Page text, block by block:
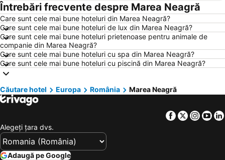
Hoteluri Bari
Hoteluri Eforie Sud
Hoteluri Berlin
Hoteluri Benidorm
Hoteluri Milano
Hoteluri Durrës
Hoteluri Genova
Hoteluri Neptun
Hoteluri București
Hoteluri Litoral Bulgaria
Hoteluri Sithonia
Hoteluri Italia
Hoteluri Croaţia
Hoteluri Coasta croată
Hoteluri Austria
Hoteluri Maldive
Hoteluri Bulgaria
Întrebări frecvente despre Marea Neagră
Care sunt cele mai bune hoteluri din Marea Neagră?
Care sunt cele mai bune hoteluri de lux din Marea Neagră?
Care sunt cele mai bune hoteluri prietenoase pentru animale de
companie din Marea Neagră?
Care sunt cele mai bune hoteluri cu spa din Marea Neagră?
Care sunt cele mai bune hoteluri cu piscină din Marea Neagră?
Căutare hotel Europa România Marea Neagră
Facebook
Twitter
Alegeţi ţara dvs.
Adaugă pe Google